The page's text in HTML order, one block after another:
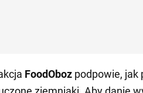
FoodOboz podpowie, jak